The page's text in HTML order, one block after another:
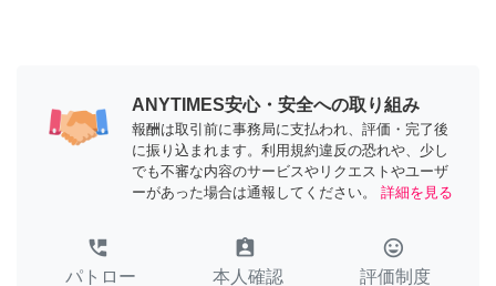
ANYTIMES安心・安全への取り組み
報酬は取引前に事務局に支払われ、評価・完了後
に振り込まれます。利用規約違反の恐れや、少し
でも不審な内容のサービスやリクエストやユーザ
ーがあった場合は通報してください。
詳細を見る
perm_phone_msg
パトロー
assignment_ind
本人確認
tag_faces
評価制度